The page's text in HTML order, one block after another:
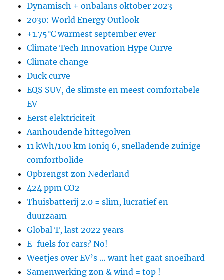
Dynamisch + onbalans oktober 2023
2030: World Energy Outlook
+1.75°C warmest september ever
Climate Tech Innovation Hype Curve
Climate change
Duck curve
EQS SUV, de slimste en meest comfortabele
EV
Eerst elektriciteit
Aanhoudende hittegolven
11 kWh/100 km Ioniq 6, snelladende zuinige
comfortbolide
Opbrengst zon Nederland
424 ppm CO2
Thuisbatterij 2.0 = slim, lucratief en
duurzaam
Global T, last 2022 years
E-fuels for cars? No!
Weetjes over EV’s … want het gaat snoeihard
Samenwerking zon & wind = top !